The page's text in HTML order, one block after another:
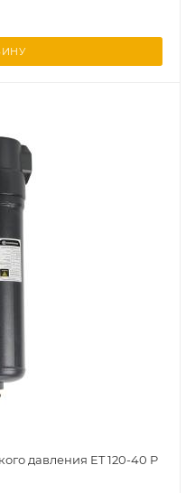
давления ET 120-40 P